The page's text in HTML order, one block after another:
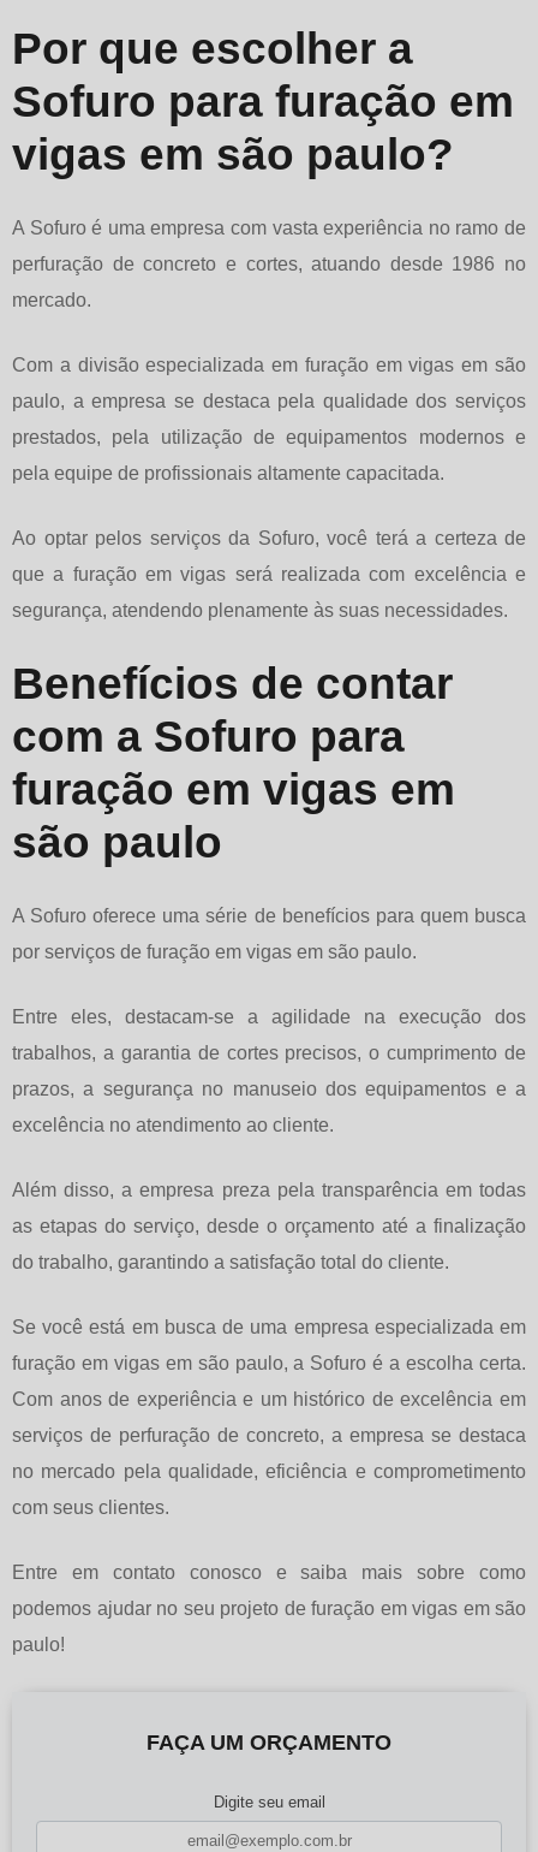
Por que escolher a
Sofuro para furação em
vigas em são paulo?
A Sofuro é uma empresa com vasta experiência no ramo de
perfuração de concreto e cortes, atuando desde 1986 no
mercado.
Com a divisão especializada em furação em vigas em são
paulo, a empresa se destaca pela qualidade dos serviços
prestados, pela utilização de equipamentos modernos e
pela equipe de profissionais altamente capacitada.
Ao optar pelos serviços da Sofuro, você terá a certeza de
que a furação em vigas será realizada com excelência e
segurança, atendendo plenamente às suas necessidades.
Benefícios de contar
com a Sofuro para
furação em vigas em
são paulo
A Sofuro oferece uma série de benefícios para quem busca
por serviços de furação em vigas em são paulo.
Entre eles, destacam-se a agilidade na execução dos
trabalhos, a garantia de cortes precisos, o cumprimento de
prazos, a segurança no manuseio dos equipamentos e a
excelência no atendimento ao cliente.
Além disso, a empresa preza pela transparência em todas
as etapas do serviço, desde o orçamento até a finalização
do trabalho, garantindo a satisfação total do cliente.
Se você está em busca de uma empresa especializada em
furação em vigas em são paulo, a Sofuro é a escolha certa.
Com anos de experiência e um histórico de excelência em
serviços de perfuração de concreto, a empresa se destaca
no mercado pela qualidade, eficiência e comprometimento
com seus clientes.
Entre em contato conosco e saiba mais sobre como
podemos ajudar no seu projeto de furação em vigas em são
paulo!
FAÇA UM ORÇAMENTO
Digite seu email